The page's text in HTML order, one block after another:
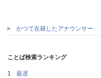
かつて在籍したアナウンサー
ことば検索ランキング
最遅